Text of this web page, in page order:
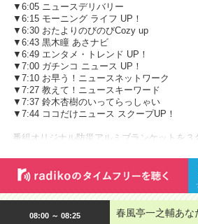
▼6:05 ニュースデリバリー
▼6:15 モーニング ライフ UP！
▼6:30 おたよりのびのびCozy up
▼6:43 黒木瞳 あさナビ
▼6:49 エンタメ・トレンド UP！
▼7:00 ガチンコ ニュース UP！
▼7:10 お早う！ニュースネットワーク
▼7:27 教えて！ニュースキーワード
▼7:37 鈴木杏樹のいってらっしゃい
▼7:44 ココだけニュース スクープUP！
番組オリジナル防災アルミブランケットを３
08:00 ～ 08:25 春風亭一之輔あな